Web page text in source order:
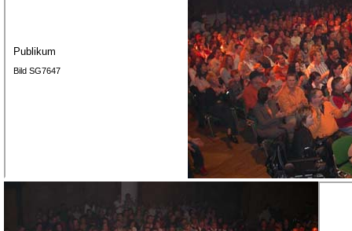
Publikum
Bild SG7647